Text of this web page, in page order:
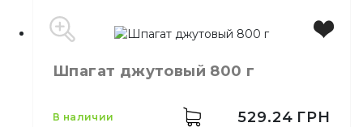
Шпагат джутовый 800 г
в наличии 529.24 ГРН